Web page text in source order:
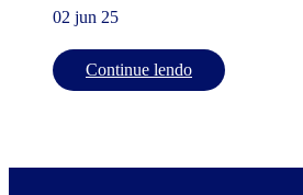
02 jun 25
Continue lendo